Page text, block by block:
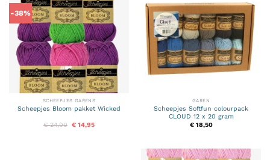
-38%
SCHEEPJES GARENS
Scheepjes Bloom pakket Wicked
€24,00 Oorspronkelijke
prijs
€ 14,95Huidige
GAREN
Scheepjes Softfun colourpack
CLOUD 12 x 20 gram
€18,50